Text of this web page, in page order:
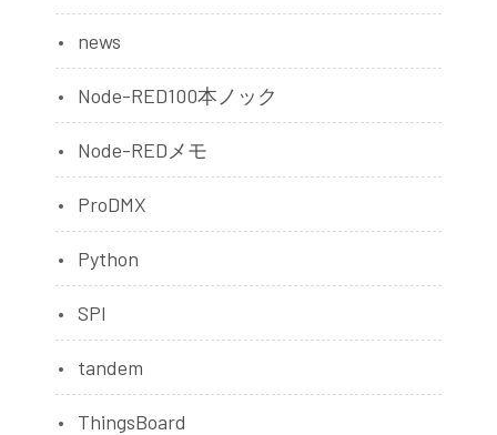
news
Node-RED100本ノック
Node-REDメモ
ProDMX
Python
SPI
tandem
ThingsBoard